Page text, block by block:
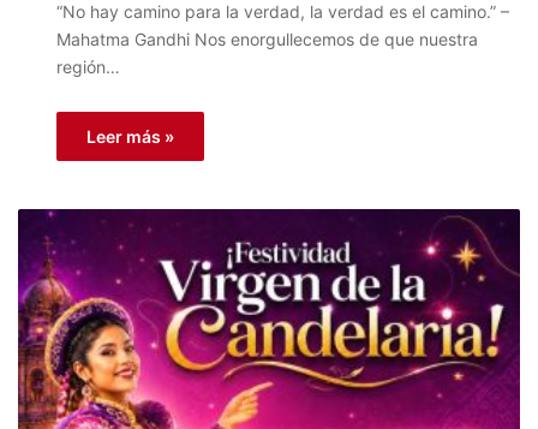
“No hay camino para la verdad, la verdad es el camino.” –
Mahatma Gandhi Nos enorgullecemos de que nuestra
región…
Leer más »